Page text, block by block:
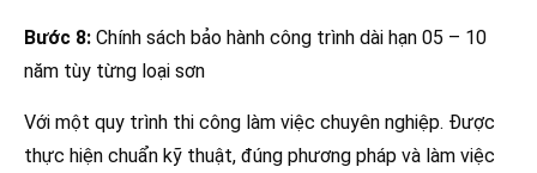
Bước 8: Chính sách bảo hành công trình dài hạn 05 – 10
năm tùy từng loại sơn
Với một quy trình thi công làm việc chuyên nghiệp. Được
thực hiện chuẩn kỹ thuật, đúng phương pháp và làm việc